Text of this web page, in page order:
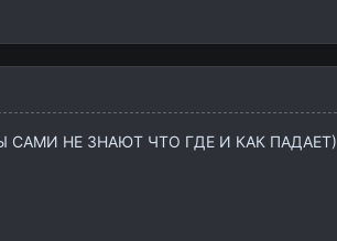
НЕ ЗНАЮТ ЧТО ГДЕ И КАК ПАДАЕТ)